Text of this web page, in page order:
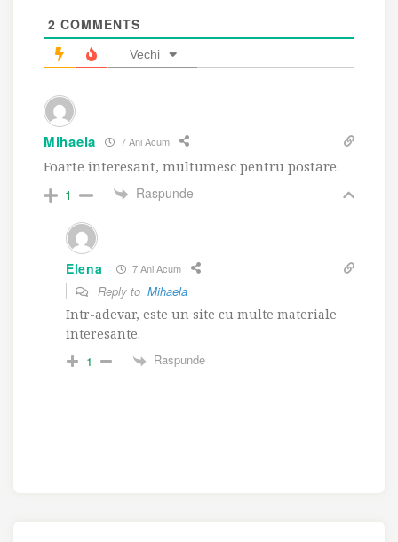
2 COMMENTS
Vechi
Mihaela 7 Ani Acum
Foarte interesant, multumesc pentru postare.
1
Raspunde
Elena 7 Ani Acum
Reply to Mihaela
Intr-adevar, este un site cu multe materiale
interesante.
1
Raspunde